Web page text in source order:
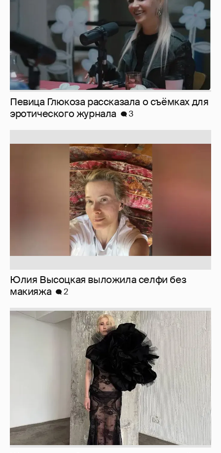
Юлия Высоцкая выложила селфи без
Журналистка Сулим примерила новый